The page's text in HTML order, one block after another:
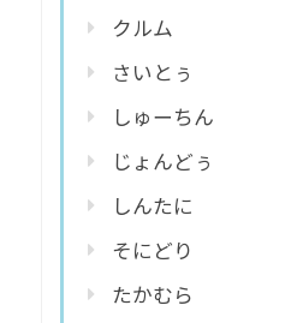
クルム
さいとぅ
しゅーちん
じょんどぅ
しんたに
そにどり
たかむら